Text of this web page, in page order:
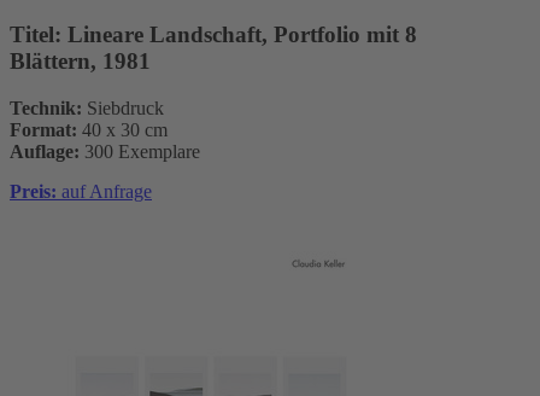
Titel: Lineare Landschaft, Portfolio mit 8
Blättern, 1981
Technik: Siebdruck
Format: 40 x 30 cm
Auflage: 300 Exemplare
Preis: auf Anfrage